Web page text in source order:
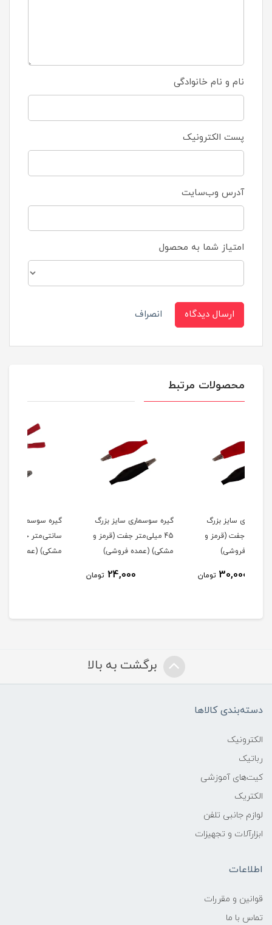
نام و نام خانوادگی
پست الکترونیک
آدرس وب‌سایت
امتیاز شما به محصول
ارسال دیدگاه انصراف
محصولات مرتبط
گیره سوسماری سایز بزرگ
45 میلی‌متر جفت (قرمز و
مشکی) (عمده فروشی)
سانتی‌متر جفت (قرمز و
مشکی) (عمده فروشی)
برگشت به بالا
دسته‌بندی کالاها
الکترونیک
رباتیک
کیت‌های آموزشی
الکتریک
لوازم جانبی تلفن
ابزارآلات و تجهیزات
اطلاعات
قوانين و مقررات
تماس با ما